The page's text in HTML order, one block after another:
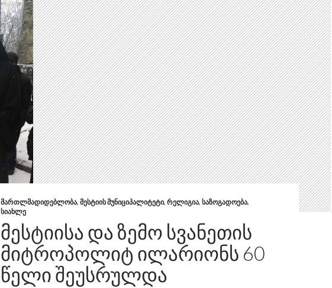
ᲛᲐᲠᲗᲚᲛᲐᲓᲘᲓᲔᲑᲚᲝᲑᲐ, ᲛᲔᲡᲢᲘᲘᲡ ᲛᲣᲜᲘᲪᲘᲞᲐᲚᲘᲢᲔᲢᲘ, ᲠᲔᲚᲘᲒᲘᲐ, ᲡᲐᲖᲝᲒᲐᲓᲝᲔᲑᲐ,
ᲡᲘᲐᲮᲚᲔ
ᲛᲔᲡᲢᲘᲘᲡᲐ ᲓᲐ ᲖᲔᲛᲝ ᲡᲕᲐᲜᲔᲗᲘᲡ
ᲛᲘᲢᲠᲝᲞᲝᲚᲘᲢ ᲘᲚᲐᲠᲘᲝᲜᲡ 60
ᲬᲔᲚᲘ ᲨᲔᲣᲡᲠᲣᲚᲓᲐ